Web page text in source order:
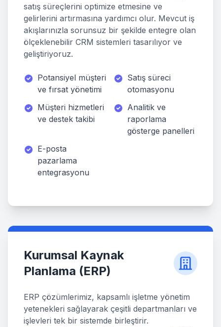
satış süreçlerini optimize etmesine ve
gelirlerini artırmasına yardımcı olur. Mevcut iş
akışlarınızla sorunsuz bir şekilde entegre olan
ölçeklenebilir CRM sistemleri tasarılıyor ve
geliştiriyoruz.
Potansiyel müşteri
ve fırsat yönetimi
Satış süreci
otomasyonu
Müşteri hizmetleri
ve destek takibi
Analitik ve
raporlama
gösterge panelleri
E-posta
pazarlama
entegrasyonu
Kurumsal Kaynak
Planlama (ERP)
ERP çözümlerimiz, kapsamlı işletme yönetim
yetenekleri sağlayarak çeşitli departmanları ve
işlevleri tek bir sistemde birleştirir.